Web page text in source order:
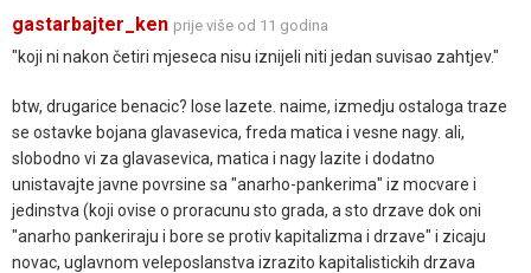
gastarbajter_ken prije više od 11 godina
"koji ni nakon četiri mjeseca nisu iznijeli niti jedan suvisao zahtjev."
btw, drugarice benacic? lose lazete. naime, izmedju ostaloga traze
se ostavke bojana glavasevica, freda matica i vesne nagy. ali,
slobodno vi za glavasevica, matica i nagy lazite i dodatno
unistavajte javne povrsine sa "anarho-pankerima" iz mocvare i
jedinstva (koji ovise o proracunu sto grada, a sto drzave dok oni
"anarho pankeriraju i bore se protiv kapitalizma i drzave" i zicaju
novac, uglavnom veleposlanstva izrazito kapitalistickih drzava